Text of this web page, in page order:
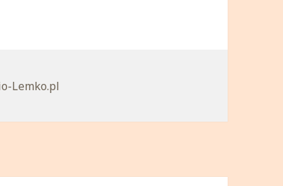
Lemko.pl